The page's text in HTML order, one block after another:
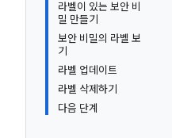
라벨이 있는 보안 비
밀 만들기
보안 비밀의 라벨 보
기
라벨 업데이트
라벨 삭제하기
다음 단계